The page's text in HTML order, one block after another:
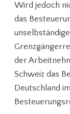
Wird jedoch
das
der
Schweiz das
Deutschland